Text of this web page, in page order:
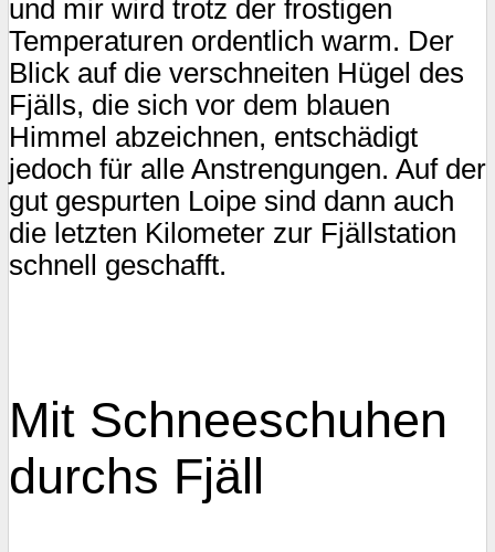
und mir wird trotz der frostigen
Temperaturen ordentlich warm. Der
Blick auf die verschneiten Hügel des
Fjälls, die sich vor dem blauen
Himmel abzeichnen, entschädigt
jedoch für alle Anstrengungen. Auf der
gut gespurten Loipe sind dann auch
die letzten Kilometer zur Fjällstation
schnell geschafft.
Mit Schneeschuhen
durchs Fjäll